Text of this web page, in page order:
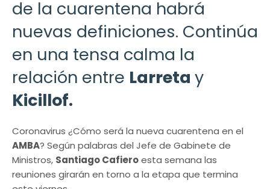
de la cuarentena habrá
nuevas definiciones. Continúa
en una tensa calma la
relación entre Larreta y
Kicillof.
Coronavirus ¿Cómo será la nueva cuarentena en el
AMBA? Según palabras del Jefe de Gabinete de
Ministros, Santiago Cafieroesta semana las
reuniones girarán en torno a la etapa que termina